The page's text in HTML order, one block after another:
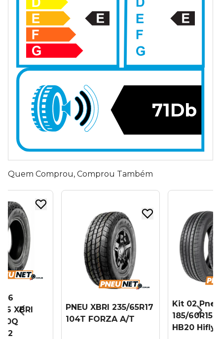
71Db
Quem Comprou, Comprou Também
16
XBRI
2
PNEU XBRI 235/65R17
104T FORZA A/T
Kit 02
185/60R15
HB20 Hifly